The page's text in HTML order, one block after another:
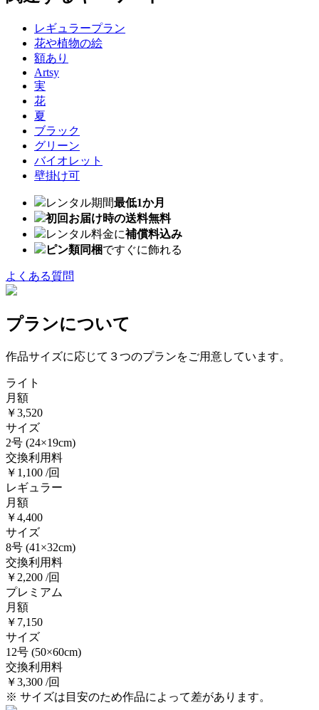
レギュラープラン
花や植物の絵
額あり
Artsy
実
花
夏
ブラック
グリーン
バイオレット
壁掛け可
レンタル期間最低1か月
初回お届け時の送料無料
レンタル料金に補償料込み
ピン類同梱ですぐに飾れる
よくある質問
プランについて
作品サイズに応じて３つのプランをご用意しています。
ライト
月額
￥3,520
サイズ
2号 (24×19cm)
交換利用料
￥1,100 /回
レギュラー
月額
￥4,400
サイズ
8号 (41×32cm)
交換利用料
￥2,200 /回
プレミアム
月額
￥7,150
サイズ
12号 (50×60cm)
交換利用料
￥3,300 /回
※ サイズは目安のため作品によって差があります。